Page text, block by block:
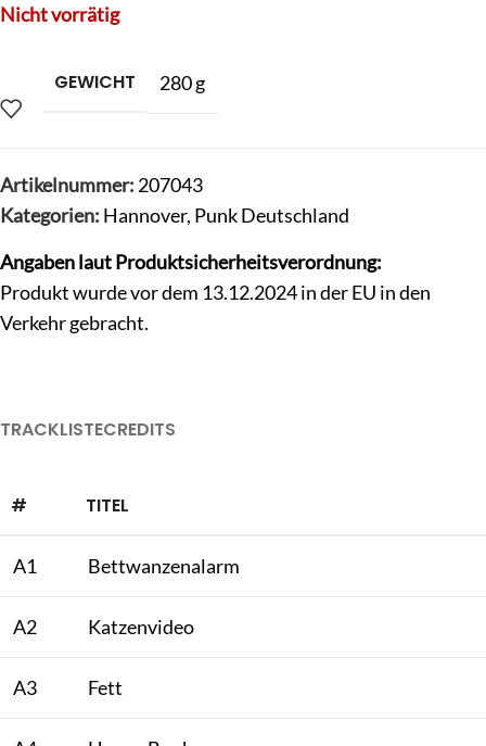
Nicht vorrätig
GEWICHT 280 g
Artikelnummer: 207043
Kategorien: Hannover, Punk Deutschland
Angaben laut Produktsicherheitsverordnung:
Produkt wurde vor dem 13.12.2024 in der EU in den
Verkehr gebracht.
TRACKLISTECREDITS
# TITEL
A1 Bettwanzenalarm
A2 Katzenvideo
A3 Fett